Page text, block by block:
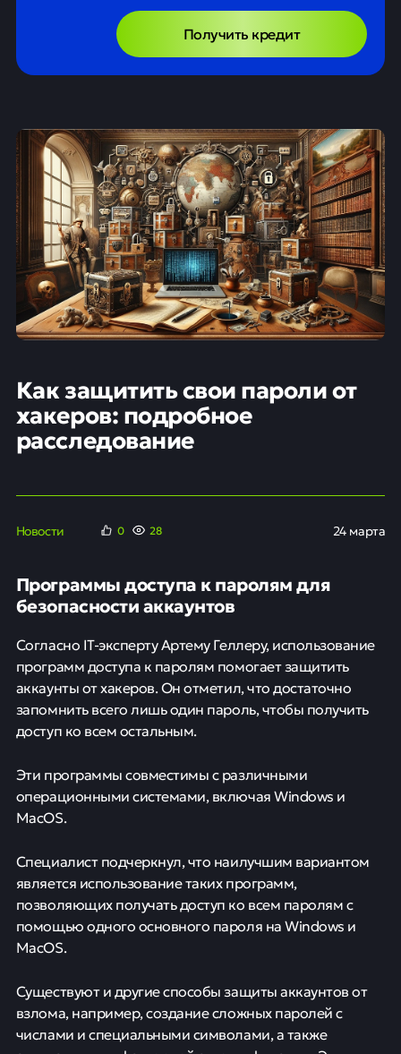
Получить кредит
Как защитить свои пароли от
хакеров: подробное
расследование
Новости 0 28 24 марта
Программы доступа к паролям для
безопасности аккаунтов
Согласно IT-эксперту Артему Геллеру, использование
программ доступа к паролям помогает защитить
аккаунты от хакеров. Он отметил, что достаточно
запомнить всего лишь один пароль, чтобы получить
доступ ко всем остальным.
Эти программы совместимы с различными
операционными системами, включая Windows и
MacOS.
Специалист подчеркнул, что наилучшим вариантом
является использование таких программ,
позволяющих получать доступ ко всем паролям с
помощью одного основного пароля на Windows и
MacOS.
Существуют и другие способы защиты аккаунтов от
взлома, например, создание сложных паролей с
числами и специальными символами, а также